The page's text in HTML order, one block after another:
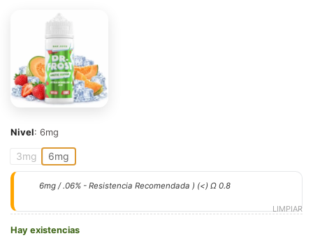
Nivel: 6mg
3mg 6mg
LIMPIAR
6mg / .06% - Resistencia Recomendada ) (<) Ω 0.8
Hay existencias